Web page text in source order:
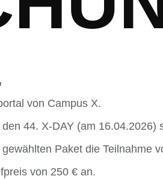
von Campus X.
44. X-DAY (am
Paket die Teilnahme
von 250 € an.